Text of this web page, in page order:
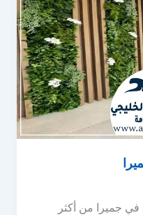
جميرا من أكثر